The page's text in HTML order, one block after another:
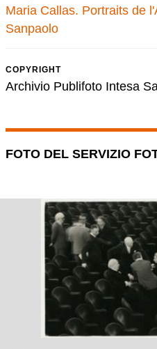
Maria Callas. Portraits de
Sanpaolo
COPYRIGHT
Archivio Publifoto Intesa
FOTO DEL SERVIZIO